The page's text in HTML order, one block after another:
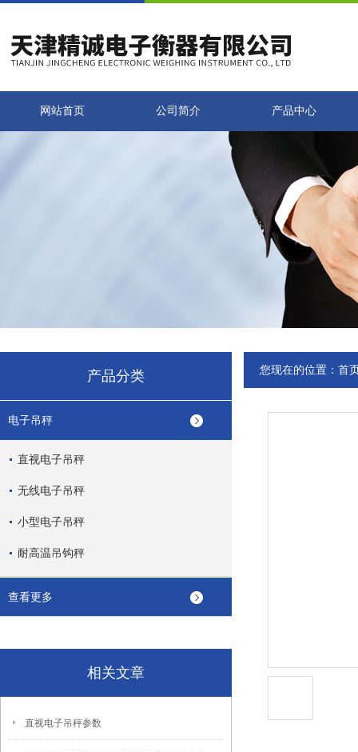
网站首页 公司简介 产品中心
产品分类
电子吊秤
直视电子吊秤
无线电子吊秤
小型电子吊秤
耐高温吊钩秤
查看更多
相关文章
直视电子吊秤参数
您现在的位置： 首